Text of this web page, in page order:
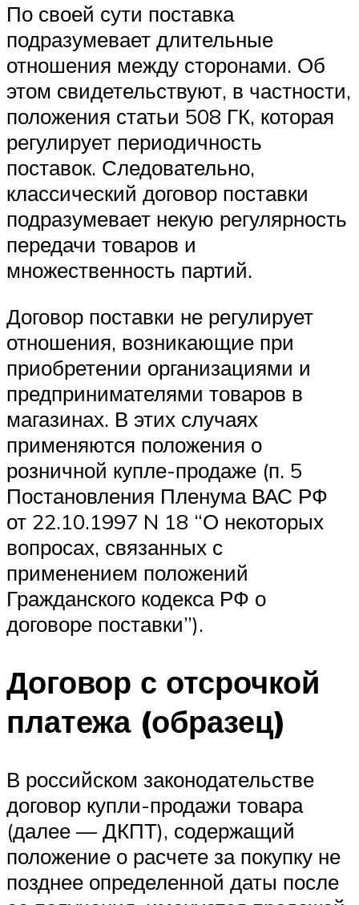
По своей сути поставка
подразумевает длительные
отношения между сторонами. Об
этом свидетельствуют, в частности,
положения статьи 508 ГК, которая
регулирует периодичность
поставок. Следовательно,
классический договор поставки
подразумевает некую регулярность
передачи товаров и
множественность партий.
Договор поставки не регулирует
отношения, возникающие при
приобретении организациями и
предпринимателями товаров в
магазинах. В этих случаях
применяются положения о
розничной купле-продаже (п. 5
Постановления Пленума ВАС РФ
от 22.10.1997 N 18 “О некоторых
вопросах, связанных с
применением положений
Гражданского кодекса РФ о
договоре поставки”).
Договор с отсрочкой
платежа (образец)
В российском законодательстве
договор купли-продажи товара
(далее — ДКПТ), содержащий
положение о расчете за покупку не
позднее определенной даты после